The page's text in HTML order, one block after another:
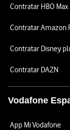
Contratar HBO Max
Contratar Amazon
Contratar Disney
Contratar DAZN
Vodafone
App Mi Vodafone